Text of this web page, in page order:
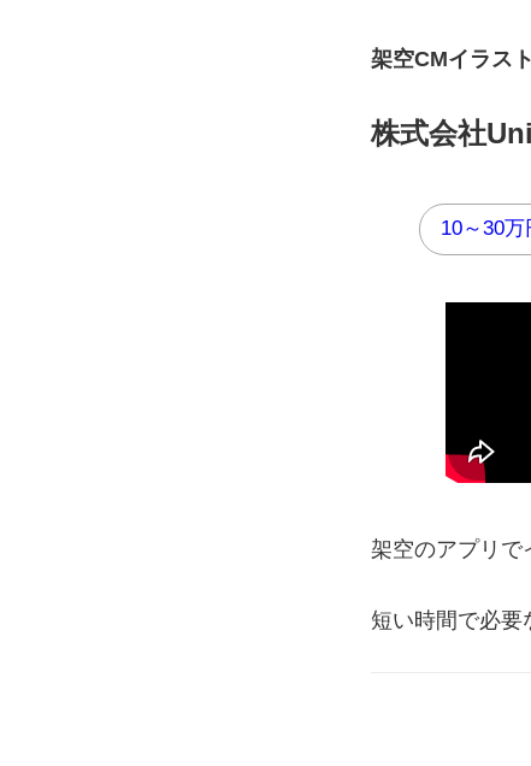
架空CMイラス
株式会社
10～30万
架空のアプリで
短い時間で必要